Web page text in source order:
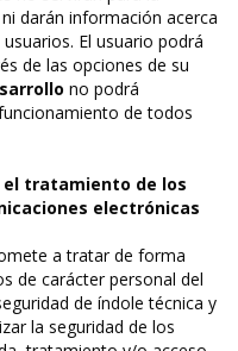
darán información acerca
El usuario podrá
de las opciones de su
no podrá
de todos
el tratamiento de los
electrónicas
a tratar de forma
de carácter personal del
de índole técnica y
la seguridad de los